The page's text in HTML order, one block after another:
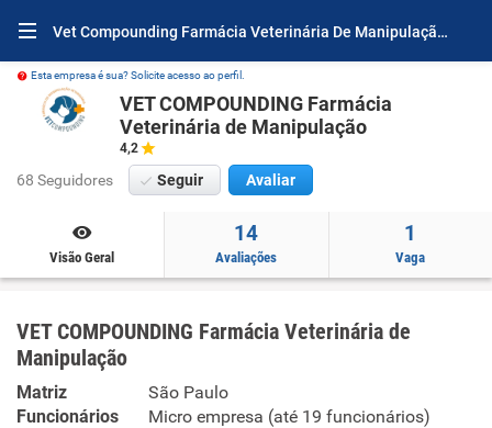
Vet Compounding Farmácia Veterinária De Manipulação Por Dentro
Esta empresa é sua? Solicite acesso ao perfil.
VET COMPOUNDING Farmácia
Veterinária de Manipulação
4,2
68 Seguidores Seguir Avaliar
Visão Geral
14
Avaliações
1
Vaga
VET COMPOUNDING Farmácia Veterinária de
Manipulação
Matriz
São Paulo
Funcionários
Micro empresa (até 19 funcionários)